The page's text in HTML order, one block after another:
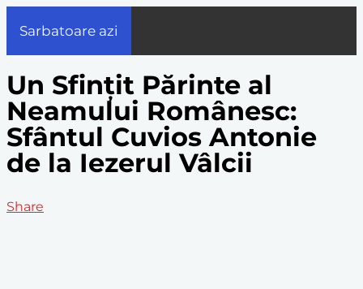
Sarbatoare azi
Un Sfințit Părinte al
Neamului Românesc:
Sfântul Cuvios Antonie
de la Iezerul Vâlcii
Share